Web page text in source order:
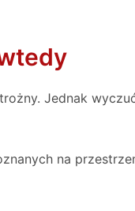
Jednak
na